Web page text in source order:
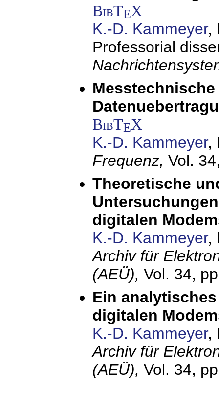
BibTEX
K.-D. Kammeyer,
Professorial
BibTEX
K.-D. Kammeyer,
Frequenz, Vol.
Theoretische
digitalen
K.-D. Kammeyer,
Archiv für
(AEÜ), Vol. 34,
Ein
digitalen
K.-D. Kammeyer,
Archiv für
(AEÜ), Vol. 34,